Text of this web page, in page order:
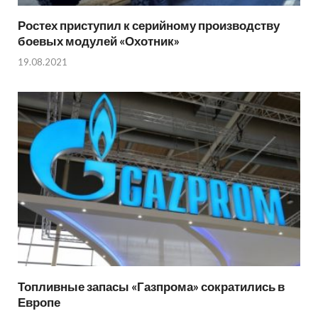
Ростех приступил к серийному производству
боевых модулей «Охотник»
19.08.2021
Топливные запасы «Газпрома» сократились в
Европе